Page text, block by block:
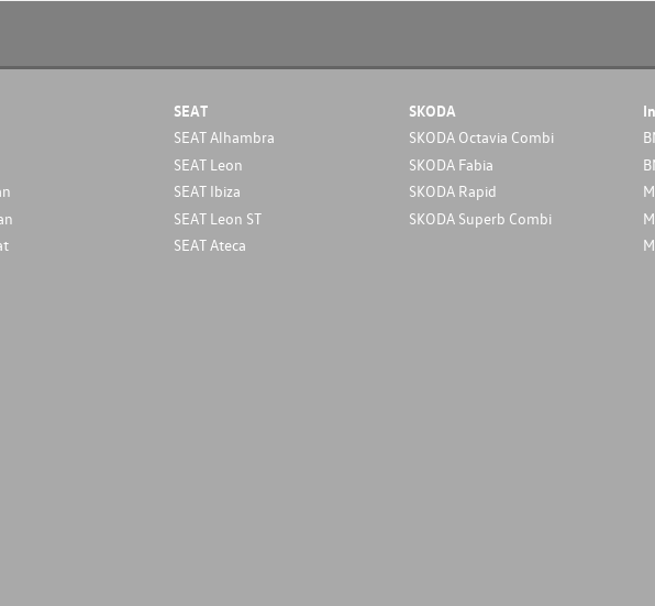
SEAT
SEAT Alhambra
SEAT Leon
SEAT Ibiza
SEAT Leon ST
SEAT Ateca
SKODA
SKODA Octavia Combi
SKODA Fabia
SKODA Rapid
SKODA Superb Combi